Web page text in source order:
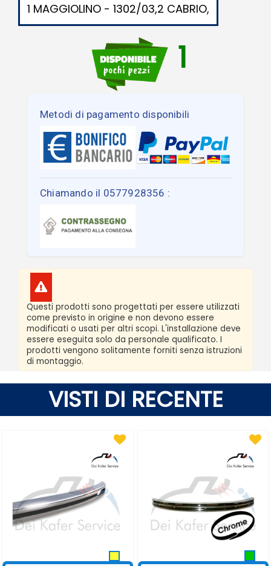
1 MAGGIOLINO - 1302/03,2 CABRIO,
1
Metodi di pagamento disponibili
Chiamando il 0577928356 :
Questi prodotti sono progettati per essere utilizzati
come previsto in origine e non devono essere
modificati o usati per altri scopi. L'installazione deve
essere eseguita solo da personale qualificato. I
prodotti vengono solitamente forniti senza istruzioni
di montaggio.
VISTI DI RECENTE